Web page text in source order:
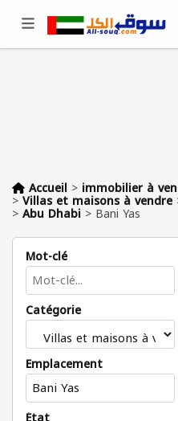
Accueil > immobilier à
>Villas et maisons à vendre
>Abu Dhabi > Bani Yas
Mot-clé
Catégorie
Emplacement